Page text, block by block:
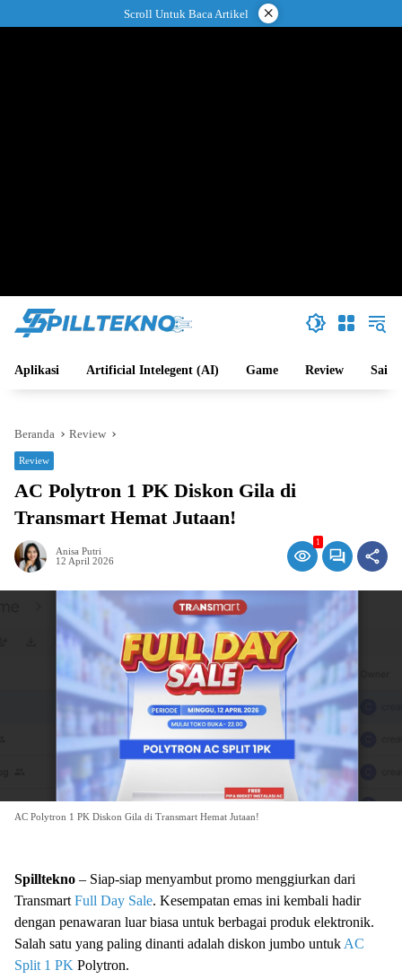
ke
Scroll Untuk Baca Artikel ×
Aplikasi Artificial Intelegent (AI) Game Review Sains
Beranda Review
Review
AC Polytron 1 PK Diskon Gila di
Transmart Hemat Jutaan!
Anisa Putri
12 April 2026
1
AC Polytron 1 PK Diskon Gila di Transmart Hemat Jutaan!
Spilltekno – Siap-siap menyambut promo menggiurkan dari
Transmart Full Day Sale. Kesempatan emas ini kembali hadir
dengan penawaran luar biasa untuk berbagai produk elektronik.
Salah satu yang paling dinanti adalah diskon jumbo untuk AC
Split 1 PK Polytron.